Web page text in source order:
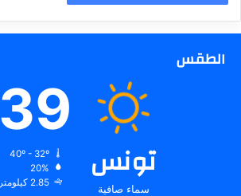
الطقس
تونس
سماء صافية
39
20%
2.85 كيلومتر/ساعة